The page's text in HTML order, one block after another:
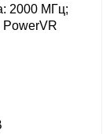
2000 МГц;
PowerVR